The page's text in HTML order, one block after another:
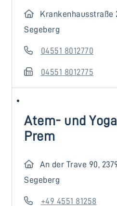
Krankenhausstraße
Segeberg
04551 8012770
04551 8012775
Atem- und
Prem
An der Trave 90,
Segeberg
+49 4551 81258